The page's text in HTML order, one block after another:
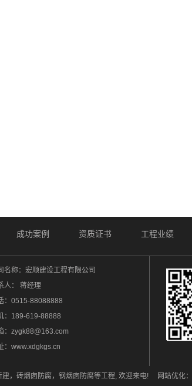
成功案例 资质证书 工程业绩
名称：宏顺建设工程有限公司
人： 蒋经理
： 0515-88088888
：189-619-88888
：zygk88@163.com
：www.xdgkgs.cn
，砖烟囱防腐，钢烟囱防腐等工程, 欢迎来电! 网站优化：